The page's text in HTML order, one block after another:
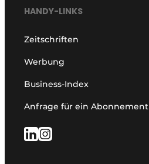
HANDY-LINKS
Zeitschriften
Werbung
Business-Index
Anfrage für ein Abonnement